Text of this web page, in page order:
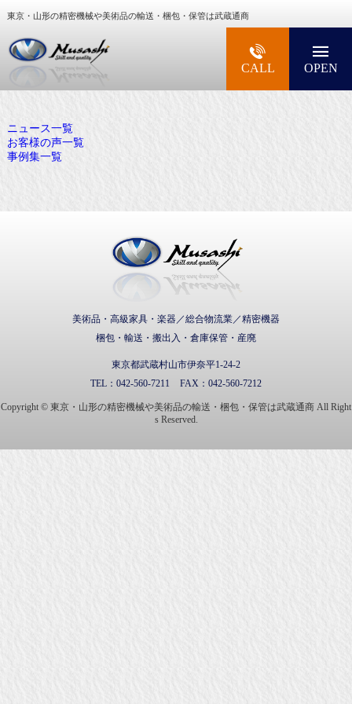
東京・山形の精密機械や美術品の輸送・梱包・保管は武蔵通商
大型精密機械・美術品・高級楽器の梱包・輸送
CALL OPEN
ニュース一覧
お客様の声一覧
事例集一覧
美術品・高級家具・楽器／総合物流業／精密機器
梱包・輸送・搬出入・倉庫保管・産廃
東京都武蔵村山市伊奈平1-24-2
TEL： 042-560-7211 FAX： 042-560-7212
Copyright © 東京・山形の精密機械や美術品の輸送・梱包・保管は武蔵通商 All Right
s Reserved.